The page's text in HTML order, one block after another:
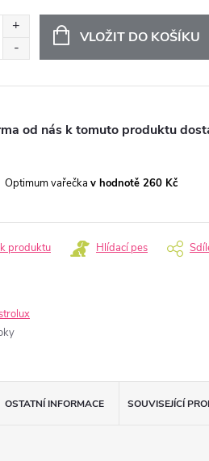
VLOŽIT DO KOŠÍKU
od nás k tomuto produktu
Optimum vařečka v hodnotě 260 Kč
produktu Hlídací pes
OSTATNÍ INFORMACE SOUVISEJÍCÍ